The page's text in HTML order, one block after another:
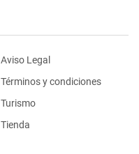
Aviso Legal
Términos y condiciones
Turismo
Tienda